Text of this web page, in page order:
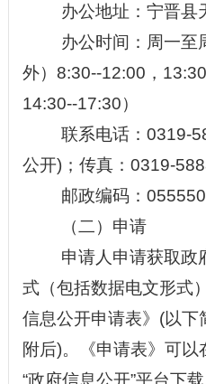
办公地址 ：宁晋县
办公时间：周一至
外） 8:30--12:00，
14:30--17:30）
联系电话： 0319-
公开)；传真：0319-
邮政编码： 055550
（二）申请
申请人申请获取政
式（包括数据电文形式
信息公开申请表》 (以下
附后)。《申请表》可以
“政府信息公开”平台下